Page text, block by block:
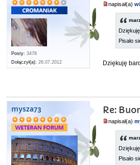
Posty: 3478
Dołączył(a): 26.07.2012
napisał(a)
Pisało
Dziękuję
mysza73 Re:
napisał(a)
Pisało